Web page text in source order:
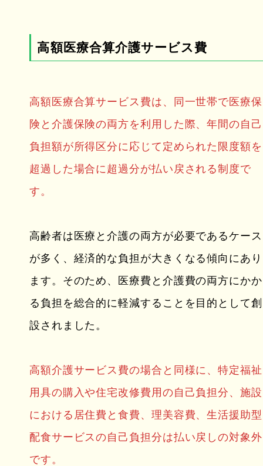
高額医療合算介護サービス費
高額医療合算サービス費は、同一世帯で医療保
険と介護保険の両方を利用した際、年間の自己
負担額が所得区分に応じて定められた限度額を
超過した場合に超過分が払い戻される制度で
す。
高齢者は医療と介護の両方が必要であるケース
が多く、経済的な負担が大きくなる傾向にあり
ます。そのため、医療費と介護費の両方にかか
る負担を総合的に軽減することを目的として創
設されました。
高額介護サービス費の場合と同様に、特定福祉
用具の購入や住宅改修費用の自己負担分、施設
における居住費と食費、理美容費、生活援助型
配食サービスの自己負担分は払い戻しの対象外
です。